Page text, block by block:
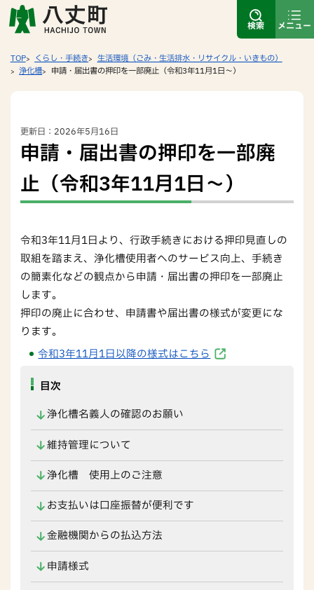
検索 メニュー
TOP くらし・手続き
生活環境（ごみ・生活排水・リサイクル・いきもの）
浄化槽
申請・届出書の押印を一部廃止（令和3年11月1日～）
更新日：2026年5月16日
申請・届出書の押印を一部廃
止（令和3年11月1日～）
令和3年11月1日より、行政手続きにおける押印見直しの
取組を踏まえ、浄化槽使用者へのサービス向上、手続き
の簡素化などの観点から申請・届出書の押印を一部廃止
します。
押印の廃止に合わせ、申請書や届出書の様式が変更にな
ります。
令和3年11月1日以降の様式はこちら
目次
浄化槽名義人の確認のお願い
維持管理について
浄化槽 使用上のご注意
お支払いは口座振替が便利です
金融機関からの払込方法
申請様式